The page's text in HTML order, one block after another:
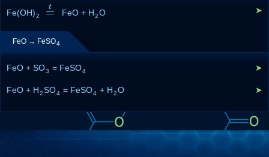
Fe(OH)2 =
t
=t FeO + H 2 O ➤
FeO → FeSO4
FeO + SO3 = FeSO4 ➤
FeO + H2SO4 = FeSO4 + H2O ➤